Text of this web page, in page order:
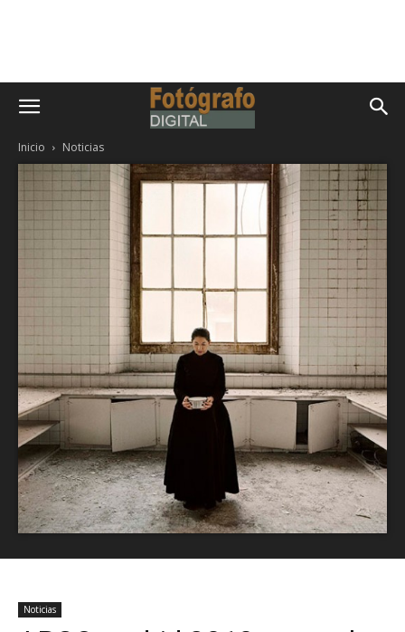
Inicio Noticias
Noticias